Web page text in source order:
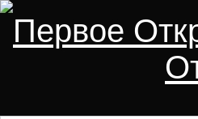
Первое